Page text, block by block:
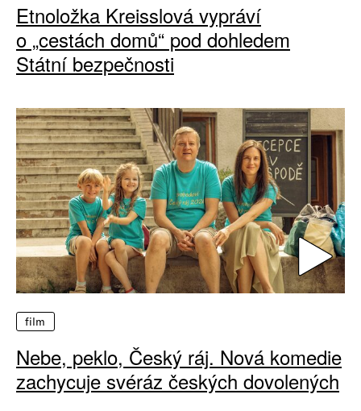
Etnoložka Kreisslová vypráví
o „cestách domů“ pod dohledem
Státní bezpečnosti
film
Nebe, peklo, Český ráj. Nová komedie
zachycuje svéráz českých dovolených